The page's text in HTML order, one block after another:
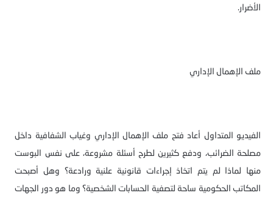
الأضرار.
ملف الإهمال الإداري
الفيديو المتداول أعاد فتح ملف الإهمال الإداري وغياب الشفافية داخل
مصلحة الضرائب، ودفع كثيرين لطرح أسئلة مشروعة، على نفس البوست
منها لماذا لم يتم اتخاذ إجراءات قانونية علنية ورادعة؟ وهل أصبحت
المكاتب الحكومية ساحة لتصفية الحسابات الشخصية؟ وما هو دور الجهات